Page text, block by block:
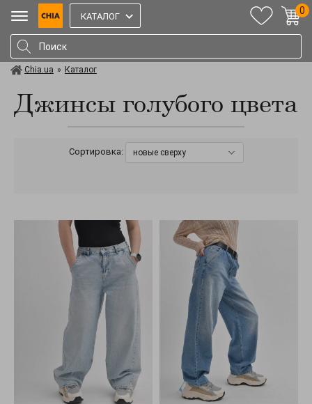
КАТАЛОГ
0
Chia.ua » Каталог
Джинсы голубого цвета
Сортировка: новые сверху